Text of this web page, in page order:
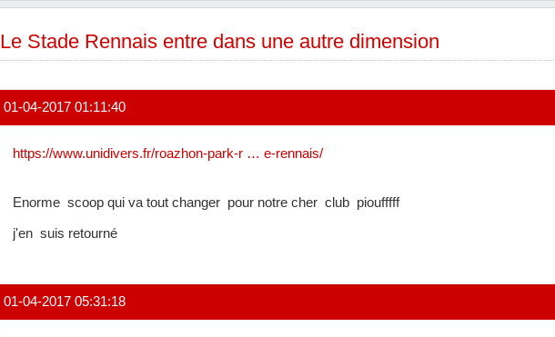
Le Stade Rennais entre dans une autre dimension
01-04-2017 01:11:40
https://www.unidivers.fr/roazhon-park-r … e-rennais/
Enorme scoop qui va tout changer pour notre cher club pioufffff
j'en suis retourné
01-04-2017 05:31:18